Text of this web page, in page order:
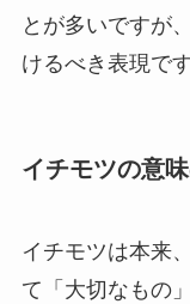
とが多いですが
けるべき表現です
イチモツの意
イチモツは本来
て「大切なもの